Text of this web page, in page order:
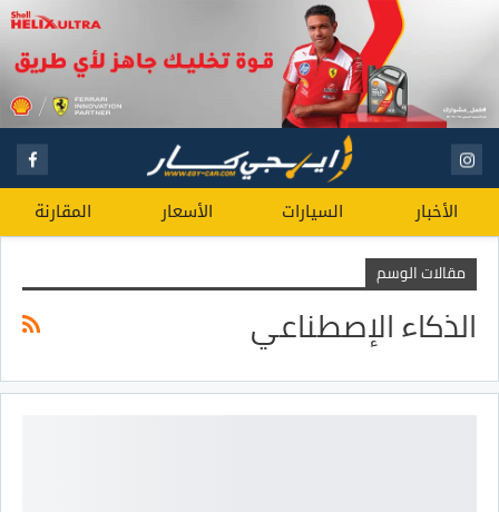
الأخبار السيارات الأسعار المقارنة
مقالات الوسم
الذكاء الإصطناعي